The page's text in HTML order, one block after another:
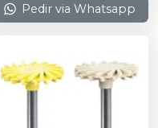
Pedir via Whatsapp